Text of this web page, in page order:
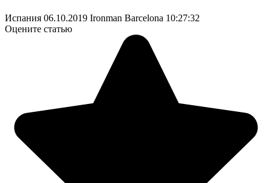
Испания 06.10.2019 Ironman Barcelona 10:27:32
Оцените статью